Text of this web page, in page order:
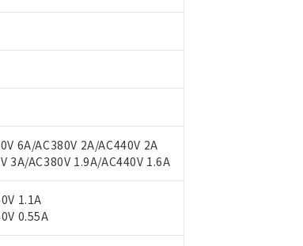
6A/AC380V 2A/AC440V 2A
3A/AC380V 1.9A/AC440V 1.6A
1.1A
0.55A
ください。
ている更新日時点での社内データに基づき作成されるも
取引先、またはお客様担当のオムロン制御機器販売店・
「 販売ネットワーク
」をご確認ください。
をご利用いただくには、I-Webメンバーズにご登録され
(Cd) 100ppm以下、
以下
使用がないことを確認しています。
値以下であることを示します。
を超えていることを示します。
せください。
: 1000ppm、 PBDEs(ポリ臭化ジフェニルエーテル類) : 1000ppm、
下であることを示します。
部に漏えいし、環境に深刻な影響を及ぼさない年数を意
日本国政府の輸出許可(または役務取引許可)を取得する
砕するなど、違法に輸出されないよう必要な手段を講じ
兵器、生物兵器またはその他武器並びにこれらの製造装
、上記1、2および3の内容を当該第三者に通知します。
者が違法に輸出するおそれがある場合は、取り引きをい
お客様のお取引先、またはお客様担当のオムロン制御
さい)